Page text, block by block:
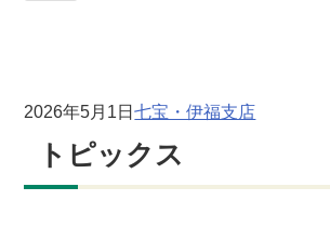
2026年5月1日七宝・伊福支店
トピックス